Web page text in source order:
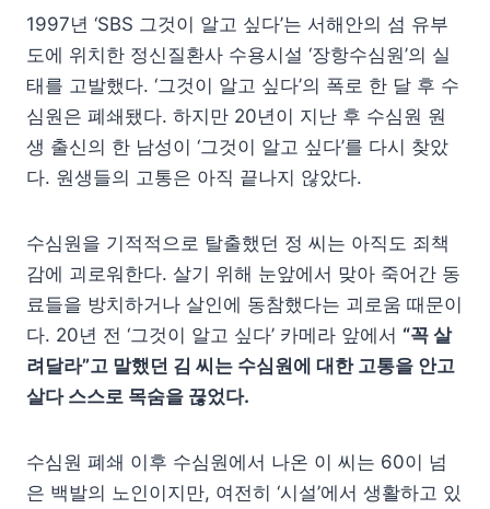
1997년 ‘SBS 그것이 알고 싶다’는 서해안의 섬 유부
도에 위치한 정신질환사 수용시설 ‘장항수심원’의 실
태를 고발했다. ‘그것이 알고 싶다’의 폭로 한 달 후 수
심원은 폐쇄됐다. 하지만 20년이 지난 후 수심원 원
생 출신의 한 남성이 ‘그것이 알고 싶다’를 다시 찾았
다. 원생들의 고통은 아직 끝나지 않았다.
수심원을 기적적으로 탈출했던 정 씨는 아직도 죄책
감에 괴로워한다. 살기 위해 눈앞에서 맞아 죽어간 동
료들을 방치하거나 살인에 동참했다는 괴로움 때문이
다. 20년 전 ‘그것이 알고 싶다’ 카메라 앞에서 “꼭 살
려달라”고 말했던 김 씨는 수심원에 대한 고통을 안고
살다 스스로 목숨을 끊었다.
수심원 폐쇄 이후 수심원에서 나온 이 씨는 60이 넘
은 백발의 노인이지만, 여전히 ‘시설’에서 생활하고 있